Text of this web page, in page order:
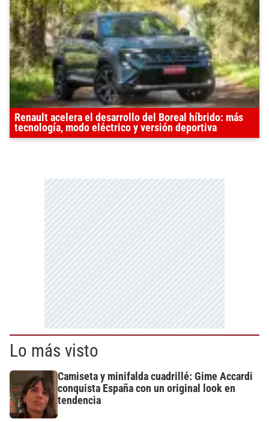
Renault acelera el desarrollo del Boreal híbrido: más
tecnología, modo eléctrico y versión deportiva
Lo más visto
Camiseta y minifalda cuadrillé: Gime Accardi
conquista España con un original look en
tendencia